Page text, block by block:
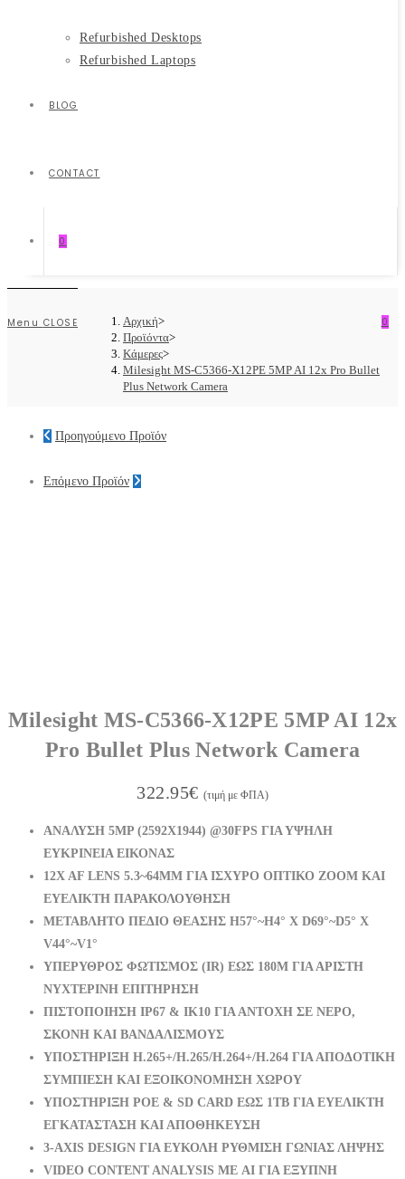
Refurbished Desktops
Refurbished Laptops
BLOG
CONTACT
0
0
Menu CLOSE Αρχική>
Προϊόντα>
Κάμερες>
Milesight MS-C5366-X12PE 5MP AI 12x Pro Bullet
Plus Network Camera
Προηγούμενο Προϊόν
Επόμενο Προϊόν
Milesight MS-C5366-X12PE 5MP AI 12x
Pro Bullet Plus Network Camera
322.95€ (τιμή με ΦΠΑ)
ΑΝΑΛΥΣΗ 5MP (2592X1944) @30FPS ΓΙΑ ΥΨΗΛΗ
ΕΥΚΡΙΝΕΙΑ ΕΙΚΟΝΑΣ
12X AF LENS 5.3~64MM ΓΙΑ ΙΣΧΥΡΟ ΟΠΤΙΚΟ ZOOM ΚΑΙ
ΕΥΕΛΙΚΤΗ ΠΑΡΑΚΟΛΟΥΘΗΣΗ
ΜΕΤΑΒΛΗΤΟ ΠΕΔΙΟ ΘΕΑΣΗΣ H57°~H4° X D69°~D5° X
V44°~V1°
ΥΠΕΡΥΘΡΟΣ ΦΩΤΙΣΜΟΣ (IR) ΕΩΣ 180M ΓΙΑ ΑΡΙΣΤΗ
ΝΥΧΤΕΡΙΝΗ ΕΠΙΤΗΡΗΣΗ
ΠΙΣΤΟΠΟΙΗΣΗ IP67 & IK10 ΓΙΑ ΑΝΤΟΧΗ ΣΕ ΝΕΡΟ,
ΣΚΟΝΗ ΚΑΙ ΒΑΝΔΑΛΙΣΜΟΥΣ
ΥΠΟΣΤΗΡΙΞΗ H.265+/H.265/H.264+/H.264 ΓΙΑ ΑΠΟΔΟΤΙΚΗ
ΣΥΜΠΙΕΣΗ ΚΑΙ ΕΞΟΙΚΟΝΟΜΗΣΗ ΧΩΡΟΥ
ΥΠΟΣΤΗΡΙΞΗ POE & SD CARD ΕΩΣ 1TB ΓΙΑ ΕΥΕΛΙΚΤΗ
ΕΓΚΑΤΑΣΤΑΣΗ ΚΑΙ ΑΠΟΘΗΚΕΥΣΗ
3-AXIS DESIGN ΓΙΑ ΕΥΚΟΛΗ ΡΥΘΜΙΣΗ ΓΩΝΙΑΣ ΛΗΨΗΣ
VIDEO CONTENT ANALYSIS ΜΕ AI ΓΙΑ ΕΞΥΠΝΗ